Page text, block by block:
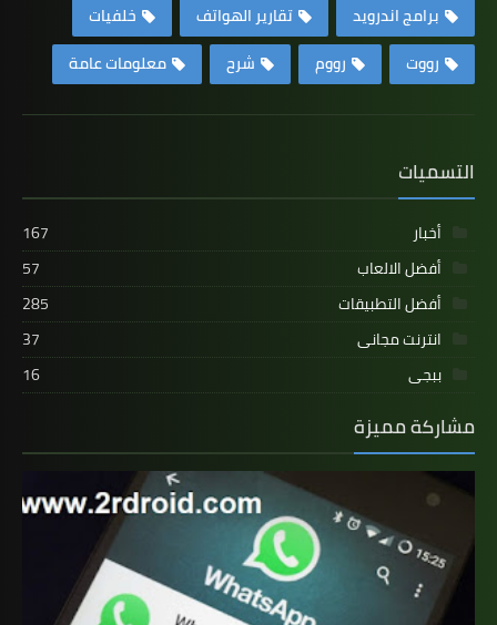
برامج اندرويد
تقارير الهواتف
خلفيات
رووت
رووم شرح معلومات عامة
التسميات
أخبار
167
أفضل الالعاب
57
أفضل التطبيقات
285
انترنت مجانى
37
ببجى
16
مشاركة مميزة